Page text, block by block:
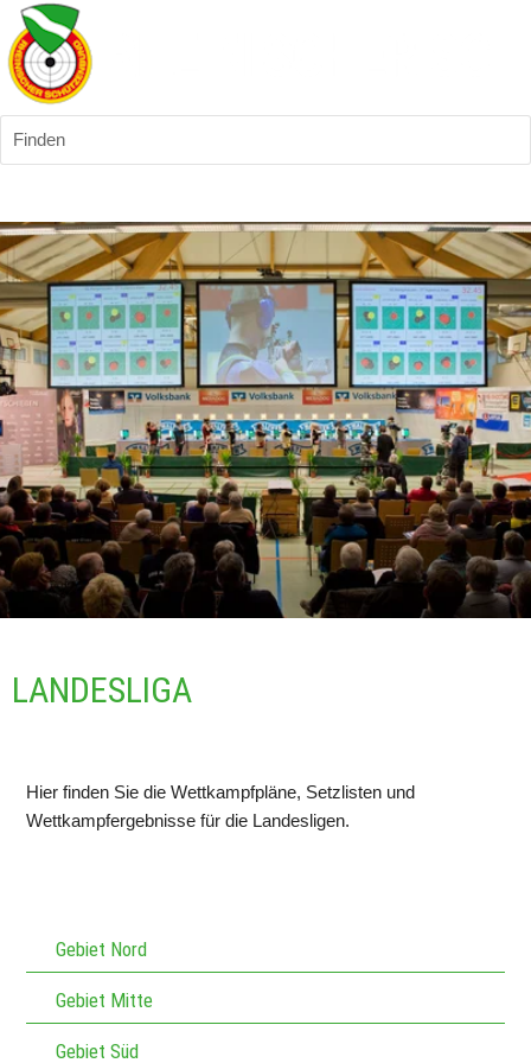
Finden
LANDESLIGA
Hier finden Sie die Wettkampfpläne, Setzlisten und
Wettkampfergebnisse für die Landesligen.
Gebiet Nord
Gebiet Mitte
Gebiet Süd